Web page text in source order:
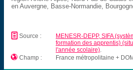
en Auvergne, Basse-Normandie,
📄 Source :
MENESR-DEPP, SIFA
formation des apprentis)
l'année scolaire).
 Champ : France métropolitaine +